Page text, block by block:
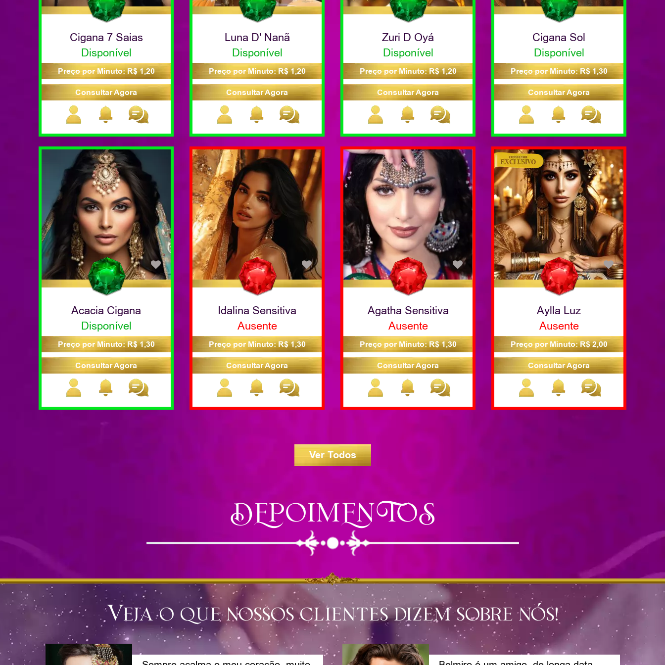
Cigana 7 Saias
Disponível
Preço por Minuto: R$ 1,20
Consultar Agora
Luna D' Nanã
Disponível
Preço por Minuto: R$ 1,20
Consultar Agora
Zuri D Oyá
Disponível
Preço por Minuto: R$ 1,20
Consultar Agora
Cigana Sol
Disponível
Preço por Minuto: R$ 1,30
Consultar Agora
Acacia Cigana
Disponível
Preço por Minuto: R$ 1,30
Consultar Agora
Idalina Sensitiva
Ausente
Preço por Minuto: R$ 1,30
Consultar Agora
Agatha Sensitiva
Ausente
Preço por Minuto: R$ 1,30
Consultar Agora
Aylla Luz
Ausente
Preço por Minuto: R$ 2,00
Consultar Agora
Ver Todos
DEPOIMENTOS
Veja o que nossos clientes dizem sobre nós!